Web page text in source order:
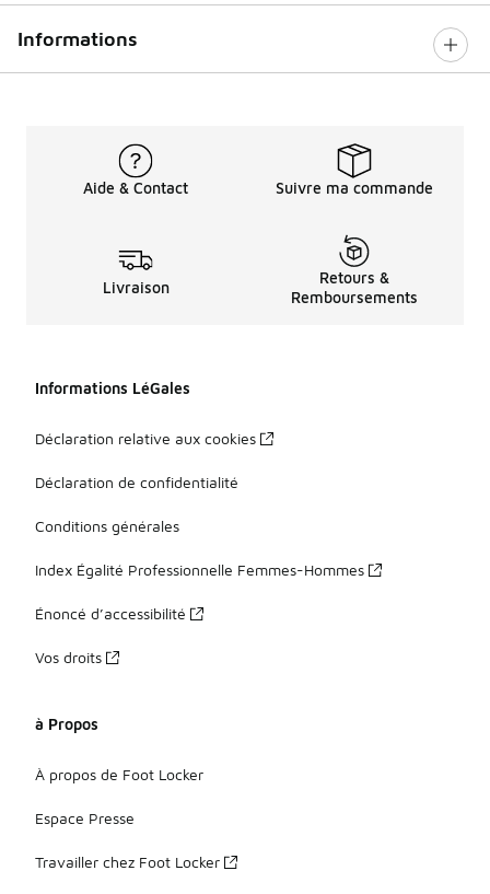
Informations
Aide & Contact Suivre ma commande
Livraison
Retours &
Remboursements
Informations LéGales
Déclaration relative aux cookies
Déclaration de confidentialité
Conditions générales
Index Égalité Professionnelle Femmes-Hommes
Énoncé d’accessibilité
Vos droits
à Propos
À propos de Foot Locker
Espace Presse
Travailler chez Foot Locker